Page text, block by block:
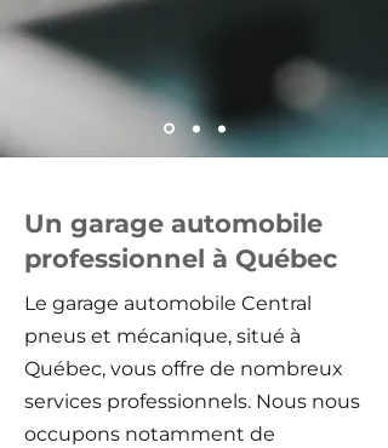
Un garage automobile
professionnel à Québec
Le garage automobile Central
pneus et mécanique, situé à
Québec, vous offre de nombreux
services professionnels. Nous nous
occupons notamment de